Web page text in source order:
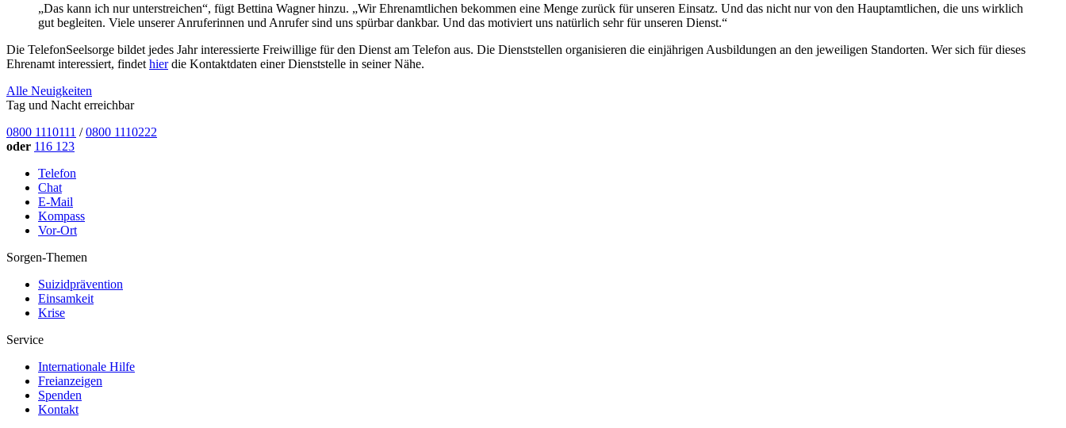
„Das kann ich nur unterstreichen“, fügt Bettina Wagner hinzu. „Wir Ehrenamtlichen bekommen eine Menge zurück für unseren Einsatz. Und das nicht nur von den Hauptamtlichen, die uns wirklich
gut begleiten. Viele unserer Anruferinnen und Anrufer sind uns spürbar dankbar. Und das motiviert uns natürlich sehr für unseren Dienst.“
Die TelefonSeelsorge bildet jedes Jahr interessierte Freiwillige für den Dienst am Telefon aus. Die Dienststellen organisieren die einjährigen Ausbildungen an den jeweiligen Standorten. Wer sich für dieses
Ehrenamt interessiert, findet hierdie Kontaktdaten einer Dienststelle in seiner Nähe.
Alle Neuigkeiten
Tag und Nacht erreichbar
0800 1110111 /0800 1110222
oder 116 123
Telefon
Chat
E-Mail
Kompass
Vor-Ort
Sorgen-Themen
Suizidprävention
Einsamkeit
Krise
Service
Internationale Hilfe
Freianzeigen
Spenden
Kontakt